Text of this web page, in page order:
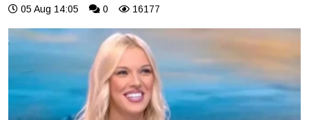
05 Aug 14:05 0 16177